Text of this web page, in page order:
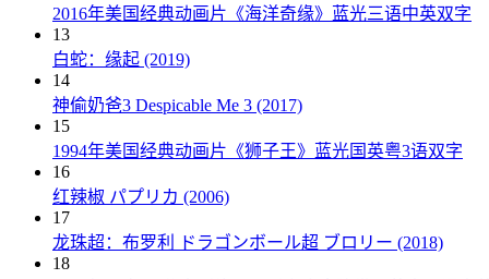
2016年美国经典动画片《海洋奇缘》蓝光三语中英双字
13
白蛇：缘起 (2019)
14
神偷奶爸3 Despicable Me 3 (2017)
15
1994年美国经典动画片《狮子王》蓝光国英粤3语双字
16
红辣椒 パプリカ (2006)
17
龙珠超：布罗利 ドラゴンボール超 ブロリー (2018)
18